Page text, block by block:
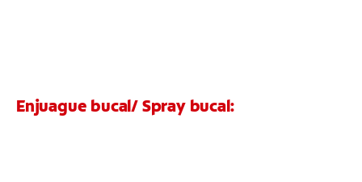
Enjuague bucal/ Spray bucal: